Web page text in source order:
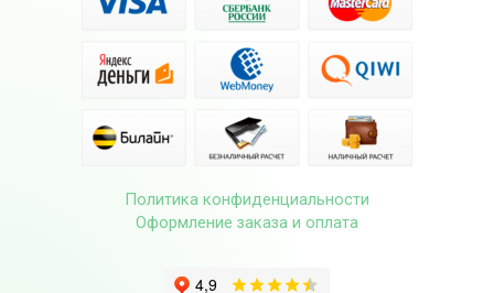
Политика конфиденциальности
Оформление заказа и оплата